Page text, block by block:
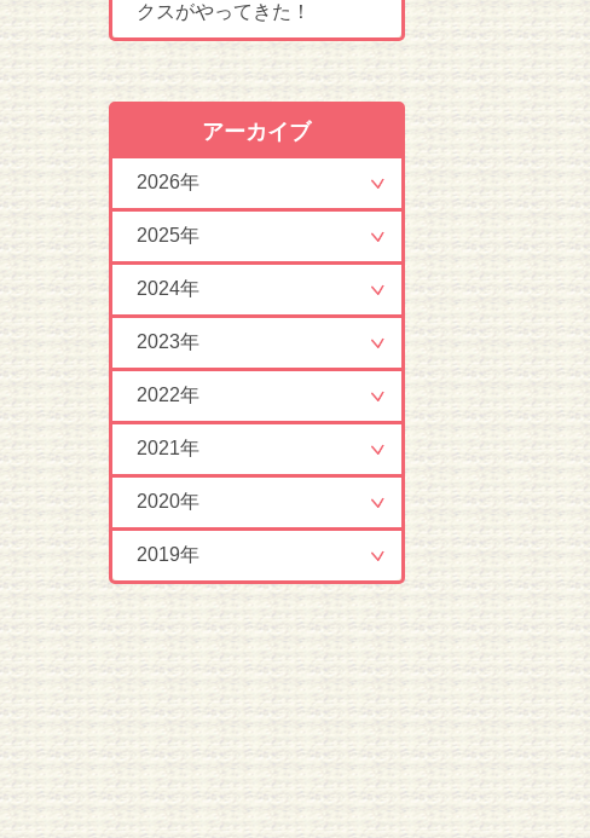
クスがやってきた！
アーカイブ
2026年
2025年
2024年
2023年
2022年
2021年
2020年
2019年